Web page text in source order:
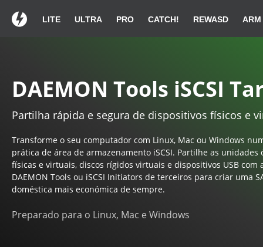
LITE ULTRA PRO CATCH! REWASD ARM
DAEMON Tools iSCSI
Partilha rápida e segura de dispositivos físicos e
Transforme o seu computador com Linux, Mac ou Windows
prática de área de armazenamento iSCSI. Partilhe as unidades
físicas e virtuais, discos rígidos virtuais e dispositivos USB com
DAEMON Tools ou iSCSI Initiators de terceiros para criar uma
doméstica mais económica de sempre.
Preparado para o Linux, Mac e Windows
DAEMON Tools
Duplo clique em DAEMONTools.exe
na lista de transferências.
DAEMON Tools
Duplo clique em DAEMONTools.exe
na lista de transferências.
DAEMON Tools
Duplo clique em DAEMONTools.exe
na lista de transferências.